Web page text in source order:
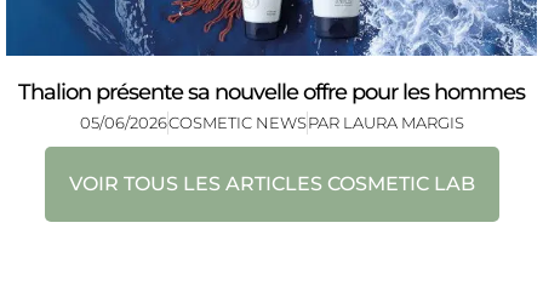
Thalion présente sa nouvelle offre pour les hommes
05/06/2026COSMETIC NEWSPAR LAURA MARGIS
VOIR TOUS LES ARTICLES COSMETIC LAB